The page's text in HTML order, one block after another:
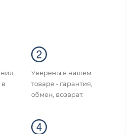
Уверены в нашем
товаре - гарантия,
обмен, возврат.